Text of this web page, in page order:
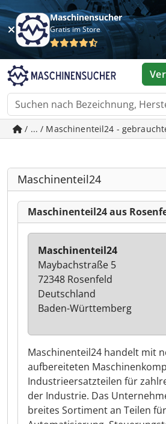
Maschinensucher
Gratis im Store
/ ... / Maschinenteil24 -
Maschinenteil24
Maschinenteil24 aus
Maschinenteil24 handelt mit
aufbereiteten
Industrieersatzteilen für
der Industrie. Das
breites Sortiment an Teilen für
Maschinenteil24
Maybachstraße 5
72348 Rosenfeld
Deutschland
Baden-Württemberg